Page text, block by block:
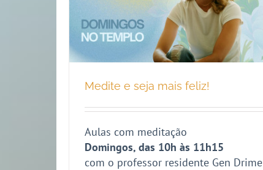
Medite e seja mais feliz!
Aulas com meditação
Domingos, das 10h às 11h15
com o professor residente Gen Drime